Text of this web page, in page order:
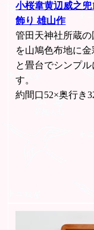
小桜韋黄辺威之
飾り 雄山作
管田天神社所蔵
を山鳩色布地に
と畳台でシンプ
す。
約間口52×奥行き